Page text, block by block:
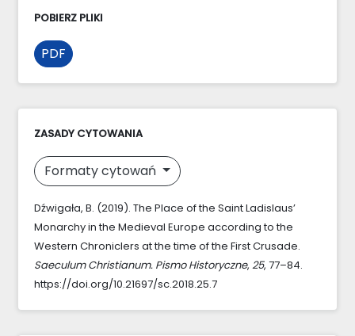
POBIERZ PLIKI
PDF
ZASADY CYTOWANIA
Formaty cytowań
Dźwigała, B. (2019). The Place of the Saint Ladislaus’
Monarchy in the Medieval Europe according to the
Western Chroniclers at the time of the First Crusade.
Saeculum Christianum. Pismo Historyczne, 25, 77–84.
https://doi.org/10.21697/sc.2018.25.7